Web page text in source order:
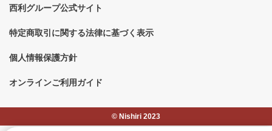
西利グループ公式サイト
特定商取引に関する法律に基づく表示
個人情報保護方針
オンラインご利用ガイド
©︎ Nishiri 2023